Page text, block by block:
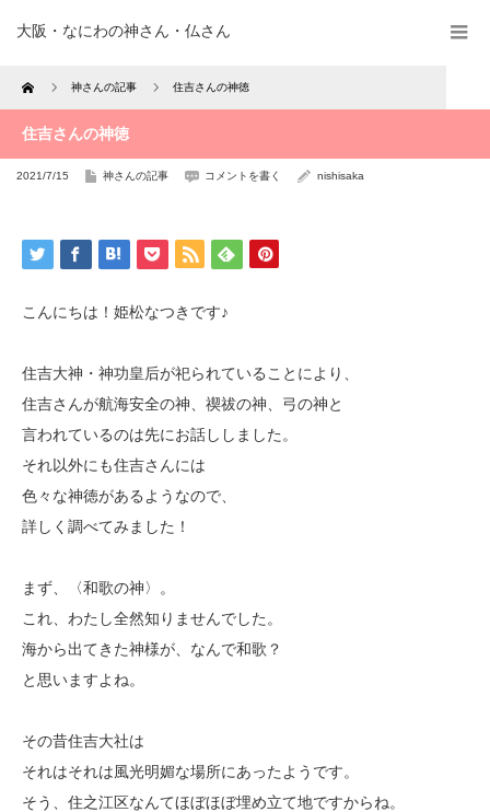
大阪・なにわの神さん・仏さん
Home 神さんの記事 住吉さんの神徳
住吉さんの神徳
2021/7/15 神さんの記事 コメントを書く nishisaka
こんにちは！姫松なつきです♪
住吉大神・神功皇后が祀られていることにより、
住吉さんが航海安全の神、禊祓の神、弓の神と
言われているのは先にお話ししました。
それ以外にも住吉さんには
色々な神徳があるようなので、
詳しく調べてみました！
まず、〈和歌の神〉。
これ、わたし全然知りませんでした。
海から出てきた神様が、なんで和歌？
と思いますよね。
その昔住吉大社は
それはそれは風光明媚な場所にあったようです。
そう、住之江区なんてほぼほぼ埋め立て地ですからね。